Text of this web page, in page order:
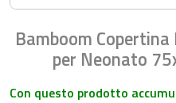
Bamboom
per Neonato
Con questo prodotto